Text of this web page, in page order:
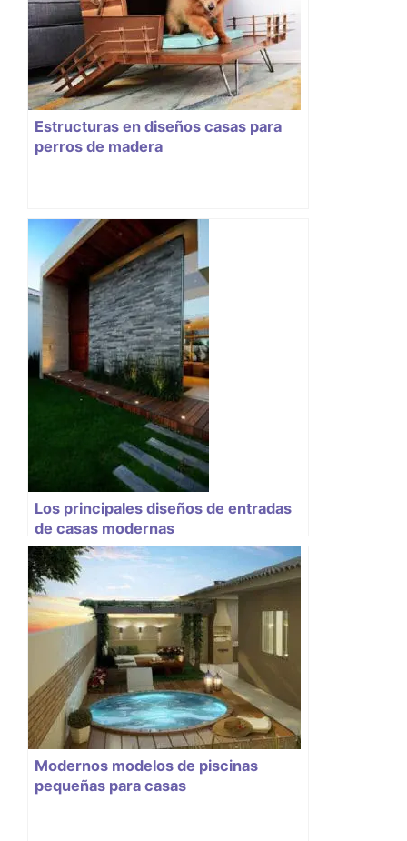
Estructuras en diseños casas para
perros de madera
Los principales diseños de entradas
de casas modernas
Modernos modelos de piscinas
pequeñas para casas